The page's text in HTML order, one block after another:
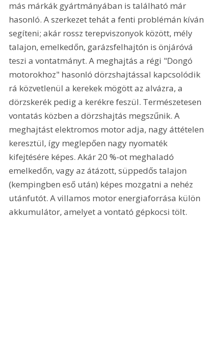
más márkák gyártmányában is található már
hasonló. A szerkezet tehát a fenti problémán kíván
segíteni; akár rossz terepviszonyok között, mély
talajon, emelkedőn, garázsfelhajtón is önjáróvá
teszi a vontatmányt. A meghajtás a régi "Dongó
motorokhoz" hasonló dörzshajtással kapcsolódik
rá közvetlenül a kerekek mögött az alvázra, a
dörzskerék pedig a kerékre feszül. Természetesen
vontatás közben a dörzshajtás megszűnik. A
meghajtást elektromos motor adja, nagy áttételen
keresztül, így meglepően nagy nyomaték
kifejtésére képes. Akár 20 %-ot meghaladó
emelkedőn, vagy az átázott, süppedős talajon
(kempingben eső után) képes mozgatni a nehéz
utánfutót. A villamos motor energiaforrása külön
akkumulátor, amelyet a vontató gépkocsi tölt.